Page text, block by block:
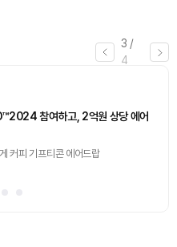
3 /
4
참여하고, 2억원 상당 에어
커피 기프티콘 에어드랍